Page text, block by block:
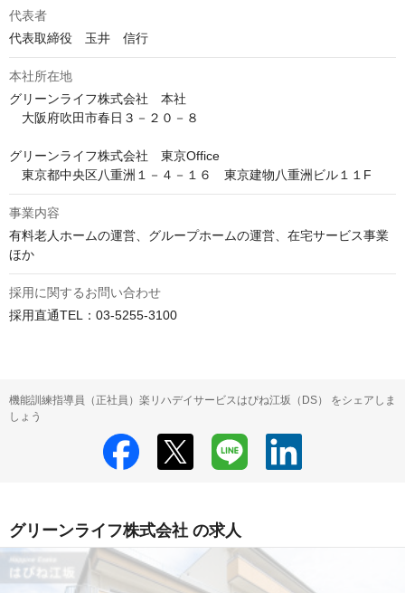
代表者
代表取締役　玉井　信行
本社所在地
グリーンライフ株式会社　本社
大阪府吹田市春日３－２０－８
グリーンライフ株式会社　東京Office
東京都中央区八重洲１－４－１６　東京建物八重洲ビル１１F
事業内容
有料老人ホームの運営、グループホームの運営、在宅サービス事業
ほか
採用に関するお問い合わせ
採用直通TEL：03-5255-3100
機能訓練指導員（正社員）楽リハデイサービスはぴね江坂（DS） をシェアしま
しょう
グリーンライフ株式会社 の求人